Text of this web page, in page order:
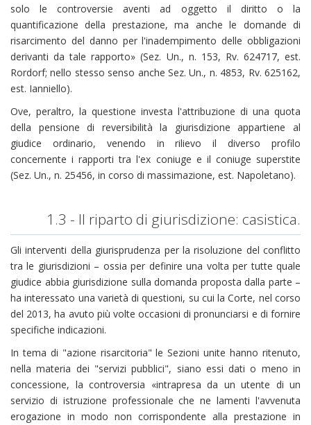
solo le controversie aventi ad oggetto il diritto o la
quantificazione della prestazione, ma anche le domande di
risarcimento del danno per l'inadempimento delle obbligazioni
derivanti da tale rapporto» (Sez. Un., n. 153, Rv. 624717, est.
Rordorf; nello stesso senso anche Sez. Un., n. 4853, Rv. 625162,
est. Ianniello).
Ove, peraltro, la questione investa l'attribuzione di una quota
della pensione di reversibilità la giurisdizione appartiene al
giudice ordinario, venendo in rilievo il diverso profilo
concernente i rapporti tra l'ex coniuge e il coniuge superstite
(Sez. Un., n. 25456, in corso di massimazione, est. Napoletano).
1.3 - Il riparto di giurisdizione: casistica.
Gli interventi della giurisprudenza per la risoluzione del conflitto
tra le giurisdizioni – ossia per definire una volta per tutte quale
giudice abbia giurisdizione sulla domanda proposta dalla parte –
ha interessato una varietà di questioni, su cui la Corte, nel corso
del 2013, ha avuto più volte occasioni di pronunciarsi e di fornire
specifiche indicazioni.
In tema di "azione risarcitoria" le Sezioni unite hanno ritenuto,
nella materia dei "servizi pubblici", siano essi dati o meno in
concessione, la controversia «intrapresa da un utente di un
servizio di istruzione professionale che ne lamenti l'avvenuta
erogazione in modo non corrispondente alla prestazione in